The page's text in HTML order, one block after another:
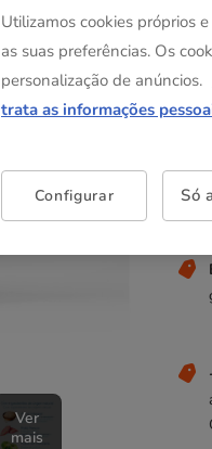
Ver
mais
Não
Utilizamos cookies próprios
as suas preferências. Os
personalização de anúncios.
trata as informações
Configurar Só